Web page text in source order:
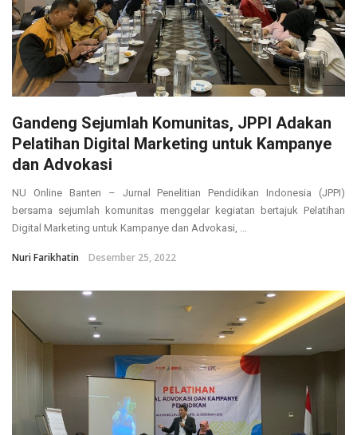
Gandeng Sejumlah Komunitas, JPPI Adakan
Pelatihan Digital Marketing untuk Kampanye
dan Advokasi
NU Online Banten – Jurnal Penelitian Pendidikan Indonesia (JPPI)
bersama sejumlah komunitas menggelar kegiatan bertajuk Pelatihan
Digital Marketing untuk Kampanye dan Advokasi, ...
Nuri Farikhatin Desember 25, 2022